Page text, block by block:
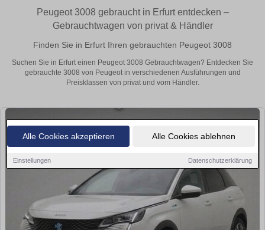
Alle Cookies akzeptieren Alle Cookies ablehnen
Einstellungen Datenschutzerklärung
Peugeot 3008 gebraucht in Erfurt entdecken –
Gebrauchtwagen von privat & Händler
Finden Sie in Erfurt Ihren gebrauchten Peugeot 3008
Suchen Sie in Erfurt einen Peugeot 3008 Gebrauchtwagen? Entdecken Sie
gebrauchte 3008 von Peugeot in verschiedenen Ausführungen und
Preisklassen von privat und vom Händler.